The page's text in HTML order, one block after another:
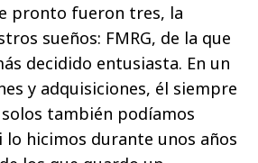
pronto fueron tres, la
sueños: FMRG, de la que
decidido entusiasta. En un
y adquisiciones, él siempre
también podíamos
lo hicimos durante unos años